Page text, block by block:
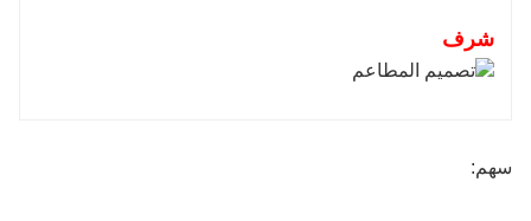
شرف
سهم: